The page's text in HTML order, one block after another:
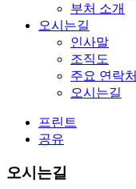
부처 소개
오시는길
인사말
조직도
주요 연락처
오시는길
프린트
공유
오시는길